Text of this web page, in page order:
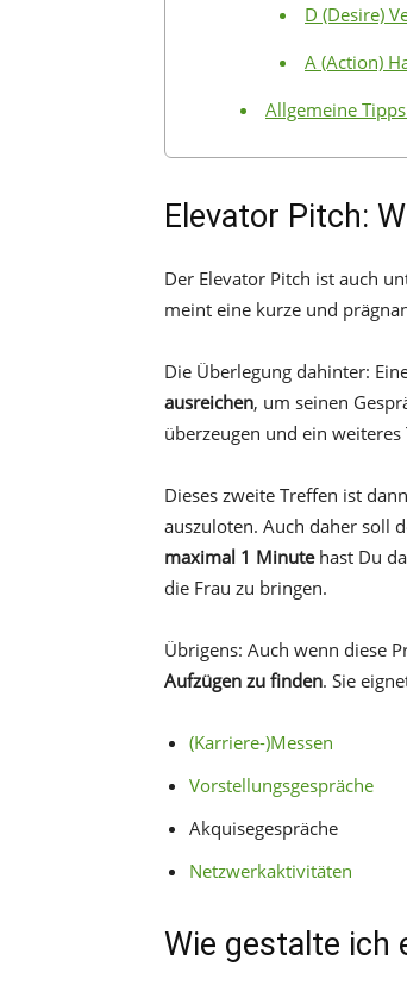
D (Desire)
A (Action)
Allgemeine
Elevator Pitch:
Der Elevator Pitch ist auch
meint eine kurze und
Die Überlegung dahinter:
ausreichen, um seinen
überzeugen und ein
Dieses zweite Treffen ist
auszuloten. Auch daher soll
maximal 1 Minutehast Du
die Frau zu bringen.
Übrigens: Auch wenn diese
Aufzügen zu finden. Sie
(Karriere-)Messen
Vorstellungsgespräche
Akquisegespräche
Netzwerkaktivitäten
Wie gestalte ich